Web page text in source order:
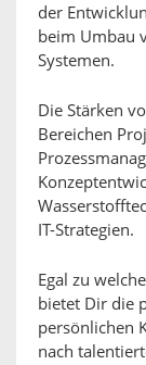
der
beim Umbau
Systemen.
Die Stärken
Bereichen
IT-Strategien.
Egal zu
bietet Dir die
persönlichen
nach